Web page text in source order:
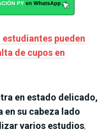
pueden
de cupos en
en estado delicado,
en su cabeza lado
varios estudios;